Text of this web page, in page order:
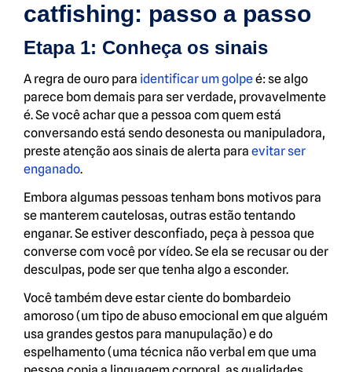
catfishing: passo a passo
Etapa 1: Conheça os sinais
A regra de ouro para identificar um golpeé: se algo
parece bom demais para ser verdade, provavelmente
é. Se você achar que a pessoa com quem está
conversando está sendo desonesta ou manipuladora,
preste atenção aos sinais de alerta para evitar ser
enganado.
Embora algumas pessoas tenham bons motivos para
se manterem cautelosas, outras estão tentando
enganar. Se estiver desconfiado, peça à pessoa que
converse com você por vídeo. Se ela se recusar ou der
desculpas, pode ser que tenha algo a esconder.
Você também deve estar ciente do bombardeio
amoroso (um tipo de abuso emocional em que alguém
usa grandes gestos para manupulação) e do
espelhamento (uma técnica não verbal em que uma